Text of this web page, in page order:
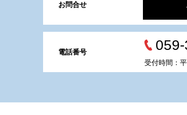
お問合せ
電話番号
受付時間：